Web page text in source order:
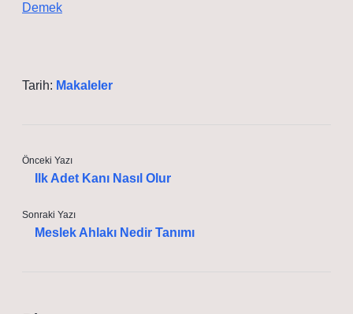
Demek
Tarih: Makaleler
Önceki Yazı
Ilk Adet Kanı Nasıl Olur
Sonraki Yazı
Meslek Ahlakı Nedir Tanımı